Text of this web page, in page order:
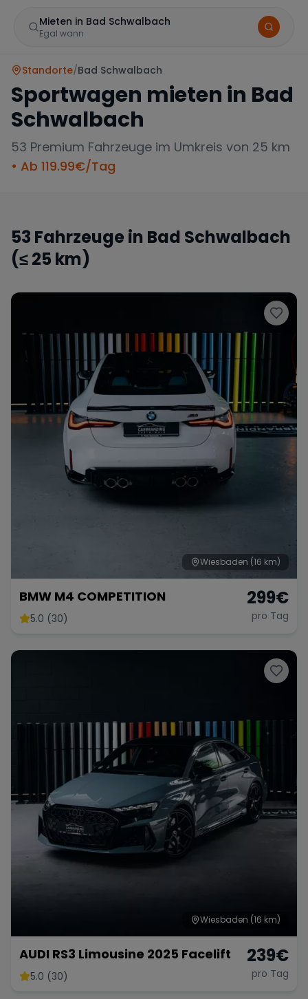
Mieten in Bad Schwalbach
Egal wann
Mercedes
McLaren Ford Jaguar
Tesla Chevrolet Dodge
Bugatti Lotus Maserati
Wann
Zeitraum wählen
Standorte/Bad Schwalbach
Sportwagen mieten in Bad
Schwalbach
53 Premium Fahrzeuge im Umkreis von 25 km
• Ab 119.99€/Tag
53 Fahrzeuge in Bad Schwalbach
(≤ 25 km)
Wiesbaden (16 km)
BMW M4 COMPETITION
5.0 (30)
299€
pro Tag
Wiesbaden (16 km)
AUDI RS3 Limousine 2025 Facelift
5.0 (30)
239€
pro Tag